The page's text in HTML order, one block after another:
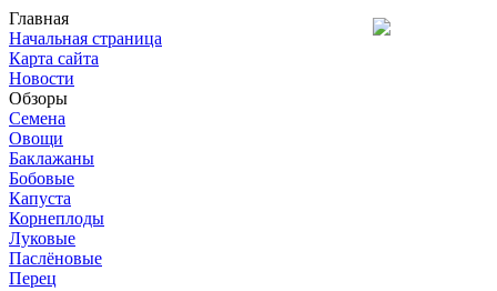
Главная
Начальная страница
Карта сайта
Новости
Обзоры
Семена
Овощи
Баклажаны
Бобовые
Капуста
Корнеплоды
Луковые
Паслёновые
Перец